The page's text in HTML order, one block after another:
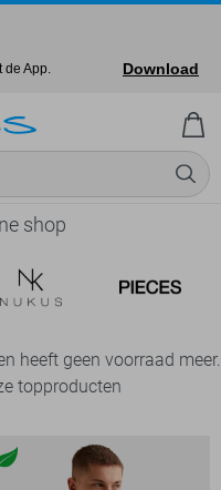
shop
heeft geen voorraad meer.
topproducten
App.
Download